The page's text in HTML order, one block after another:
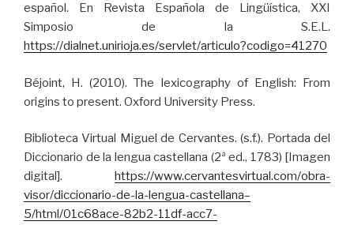
español. En Revista Española de Lingüística, XXI
Simposio de la S.E.L.
https://dialnet.unirioja.es/servlet/articulo?codigo=41270
Béjoint, H. (2010). The lexicography of English: From
origins to present. Oxford University Press.
Biblioteca Virtual Miguel de Cervantes. (s.f.). Portada del
Diccionario de la lengua castellana (2ª ed., 1783) [Imagen
digital].
https://www.cervantesvirtual.com/obra-
visor/diccionario-de-la-lengua-castellana–
5/html/01c68ace-82b2-11df-acc7-